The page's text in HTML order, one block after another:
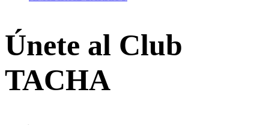
Únete al Club
TACHA